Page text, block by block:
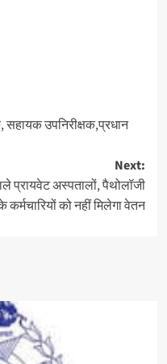
सहायक उपनिरीक्षक,प्रधान
Next:
प्रायवेट अस्पतालों, पैथोलॉजी
को नहीं मिलेगा वेतन